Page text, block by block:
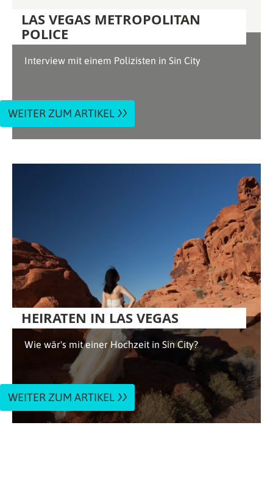
LAS VEGAS METROPOLITAN
POLICE
Interview mit einem Polizisten in Sin City
WEITER ZUM ARTIKEL
HEIRATEN IN LAS VEGAS
Wie wär's mit einer Hochzeit in Sin City?
WEITER ZUM ARTIKEL